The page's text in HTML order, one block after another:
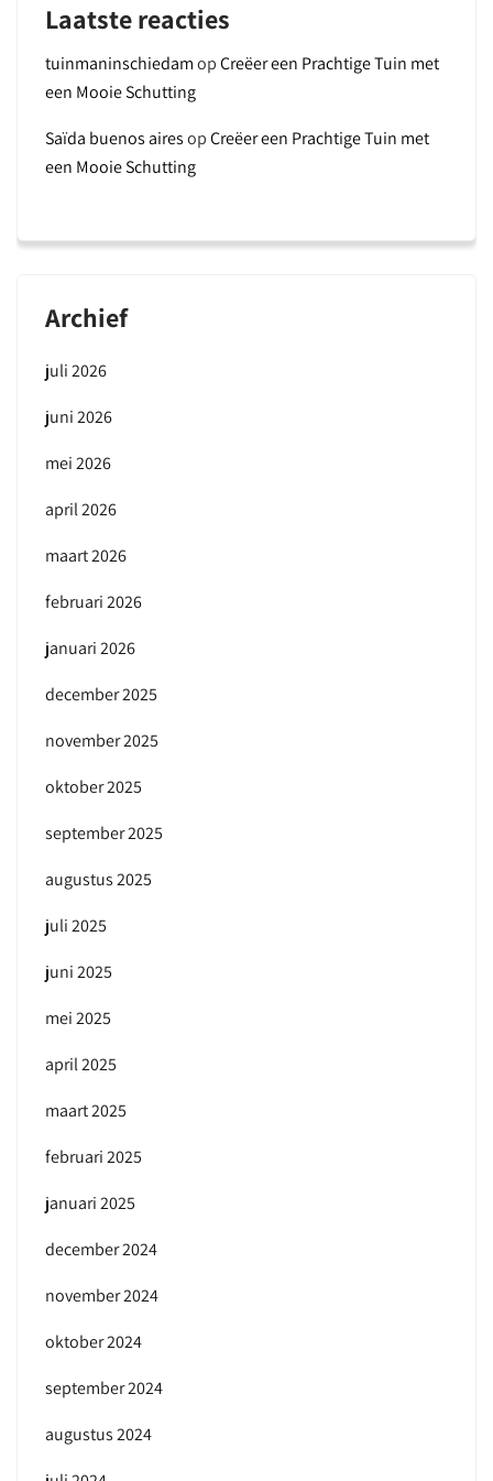
Laatste reacties
tuinmaninschiedamopCreëer een Prachtige Tuin met
een Mooie Schutting
Saïda buenos airesopCreëer een Prachtige Tuin met
een Mooie Schutting
Archief
juli 2026
juni 2026
mei 2026
april 2026
maart 2026
februari 2026
januari 2026
december 2025
november 2025
oktober 2025
september 2025
augustus 2025
juli 2025
juni 2025
mei 2025
april 2025
maart 2025
februari 2025
januari 2025
december 2024
november 2024
oktober 2024
september 2024
augustus 2024